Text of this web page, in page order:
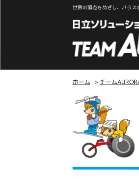
世界の頂点をめざし、パラス
ホーム > チーム